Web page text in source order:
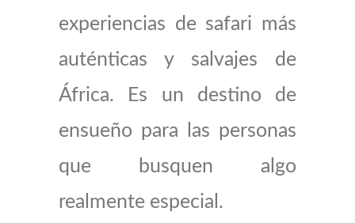
experiencias de safari más
auténticas y salvajes de
África. Es un destino de
ensueño para las personas
que busquen algo
realmente especial.